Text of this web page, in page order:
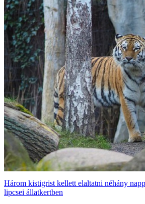
Három kistigrist kellett elaltatni néhány
lipcsei állatkertben